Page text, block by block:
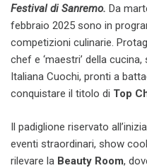
Festival di Sanremo. Da
febbraio 2025 sono in
competizioni culinarie.
chef e ‘maestri’ della
Italiana Cuochi, pronti a
conquistare il titolo di Top
Il padiglione riservato
eventi straordinari, show
rilevare la Beauty Room,